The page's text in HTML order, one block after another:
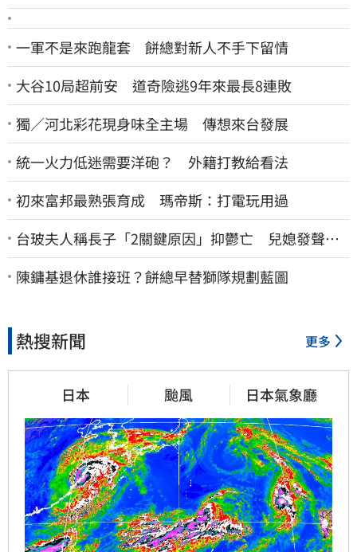
一軍不是來跑龍套 餅總對新人不手下留情
大谷10局超前安 道奇險逃9年來最長8連敗
獨／河北彩花現身味全主場 傳想來台發展
統一火力低迷需要洋砲？ 外籍打教給看法
初來富邦最熟張育成 瑪帝斯：打電玩用過
台玻夫人稱長子「2關鍵原因」抑鬱亡 兒媳發聲打
臉：我從來不信⋯
陳鏞基退休誰接班？餅總早替獅隊規劃藍圖
熱搜新聞 更多
日本 颱風 日本氣象廳